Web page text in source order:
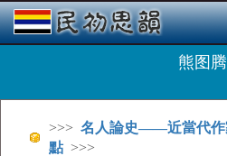
熊图腾
>>> 名人論史——近當代作
點 >>>